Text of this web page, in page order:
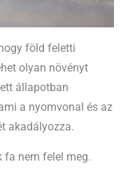
föld feletti
olyan növényt
állapotban
a nyomvonal és az
akadályozza.
fa nem felel meg.